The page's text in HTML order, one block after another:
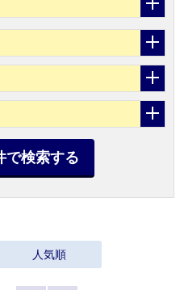
で検索する
人気順